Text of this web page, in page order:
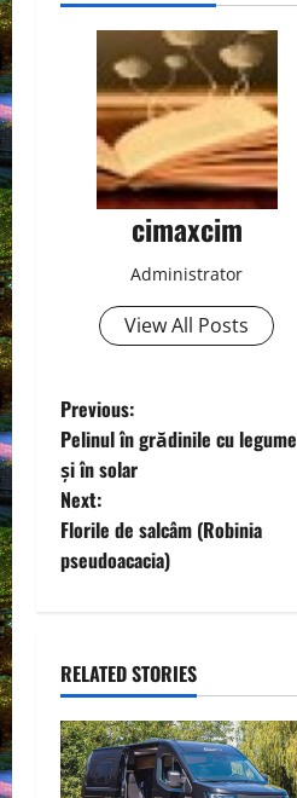
cimaxcim
Administrator
View All Posts
P
o
s
t
a
v
i
Previous:
Pelinul în grădinile cu legume
și în solar
Next:
Florile de salcâm (Robinia
pseudoacacia)
RELATED STORIES